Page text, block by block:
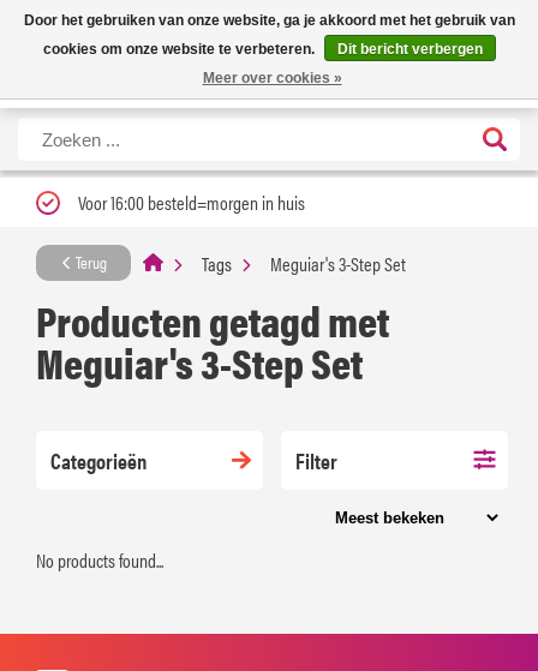
Nieuwe levertijd: 1 tot 3 werkdagen | Nu 25% korting op gehele assortiment
Carfume met kortingscode ''verfrissend''
X
Voor 16:00 besteld=morgen in huis
Terug Tags Meguiar's 3-Step Set
Producten getagd met
Meguiar's 3-Step Set
Categorieën Filter
No products found...
Door het gebruiken van onze website, ga je akkoord met het gebruik van
cookies om onze website te verbeteren.
Dit bericht verbergen
Meer over cookies »